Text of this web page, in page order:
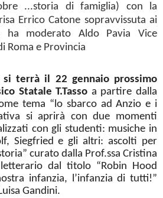
...storia di famiglia) con la
Errico Catone sopravvissuta ai
ha moderato Aldo Pavia Vice
Roma e Provincia
si terrà il 22 gennaio prossimo
Statale T.Tasso a partire dalla
tema “lo sbarco ad Anzio e i
si aprirà con due momenti
con gli studenti: musiche in
Siegfried e gli altri: ascolti per
curato dalla Prof.ssa Cristina
dal titolo “Robin Hood
infanzia, l’infanzia di tutti!”
Gandini.